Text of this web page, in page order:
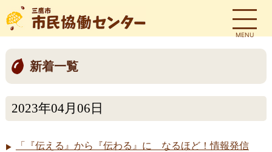
MENU
新着一覧
2023年04月06日
「『伝える』から『伝わる』に なるほど！情報発信